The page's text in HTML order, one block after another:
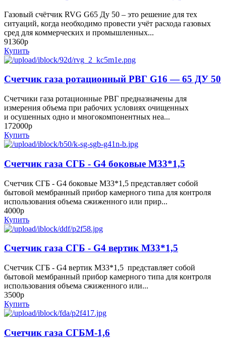
Газовый счётчик RVG G65 Ду 50 – это решение для тех
ситуаций, когда необходимо провести учёт расхода газовых
сред для коммерческих и промышленных...
91360р
Купить
Счетчик газа ротационный РВГ G16 — 65 ДУ 50
Счетчики газа ротационные РВГ предназначены для
измерения объема при рабочих условиях очищенных
и осушенных одно и многокомпонентных неа...
172000р
Купить
Счетчик газа СГБ - G4 боковые М33*1,5
Счетчик СГБ - G4 боковые М33*1,5 представляет собой
бытовой мембранный прибор камерного типа для контроля
использования объема сжиженного или прир...
4000р
Купить
Счетчик газа СГБ - G4 вертик М33*1,5
Счетчик СГБ - G4 вертик М33*1,5 представляет собой
бытовой мембранный прибор камерного типа для контроля
использования объема сжиженного или...
3500р
Купить
Счетчик газа СГБМ-1,6